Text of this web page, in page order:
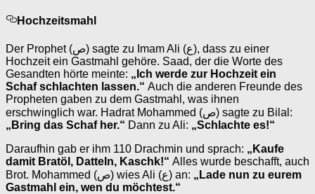
Hochzeitsmahl
Der Prophet (ص) sagte zu Imam Ali (ع), dass zu einer
Hochzeit ein Gastmahl gehöre. Saad, der die Worte des
Gesandten hörte meinte: „Ich werde zur Hochzeit ein
Schaf schlachten lassen.“ Auch die anderen Freunde des
Propheten gaben zu dem Gastmahl, was ihnen
erschwinglich war. Hadrat Mohammed (ص) sagte zu Bilal:
„Bring das Schaf her.“ Dann zu Ali: „Schlachte es!“
Daraufhin gab er ihm 110 Drachmin und sprach: „Kaufe
damit Bratöl, Datteln, Kaschk!“ Alles wurde beschafft, auch
Brot. Mohammed (ص) wies Ali (ع) an: „Lade nun zu eurem
Gastmahl ein, wen du möchtest.“